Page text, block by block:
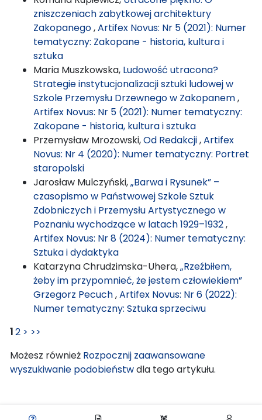
zniszczeniach zabytkowej architektury
Zakopanego,Artifex Novus: Nr 5 (2021): Numer
tematyczny: Zakopane - historia, kultura i
sztuka
Maria Muszkowska, Ludowość utracona?
Strategie instytucjonalizacji sztuki ludowej w
Szkole Przemysłu Drzewnego w Zakopanem,
Artifex Novus: Nr 5 (2021): Numer tematyczny:
Zakopane - historia, kultura i sztuka
Przemysław Mrozowski,Od Redakcji,Artifex
Novus: Nr 4 (2020): Numer tematyczny: Portret
staropolski
Jarosław Mulczyński,„Barwa i Rysunek” –
czasopismo w Państwowej Szkole Sztuk
Zdobniczych i Przemysłu Artystycznego w
Poznaniu wychodzące w latach 1929–1932,
Artifex Novus: Nr 8 (2024): Numer tematyczny:
Sztuka i dydaktyka
Katarzyna Chrudzimska-Uhera,„Rzeźbiłem,
żeby im przypomnieć, że jestem człowiekiem”
Grzegorz Pecuch,Artifex Novus: Nr 6 (2022):
Numer tematyczny: Sztuka sprzeciwu
12 > >>
Możesz również Rozpocznij zaawansowane
wyszukiwanie podobieństwdla tego artykułu.